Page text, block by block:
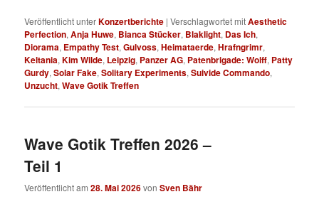
Veröffentlicht unterKonzertberichte |Verschlagwortet mitAesthetic
Perfection,Anja Huwe, Bianca Stücker, Blaklight, Das Ich,
Diorama, Empathy Test,Gulvoss,Heimataerde,Hrafngrimr,
Keltania,Kim Wilde, Leipzig, Panzer AG, Patenbrigade: Wolff, Patty
Gurdy,Solar Fake,Solitary Experiments,Suivide Commando,
Unzucht,Wave Gotik Treffen
Wave Gotik Treffen 2026 –
Teil 1
Veröffentlicht am28. Mai 2026vonSven Bähr